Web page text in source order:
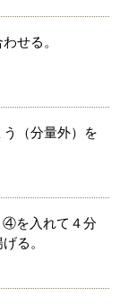
せる。
（分量外）を
④を入れて４分
る。